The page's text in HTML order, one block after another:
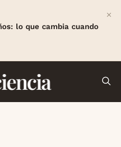
lo que cambia cuando
×